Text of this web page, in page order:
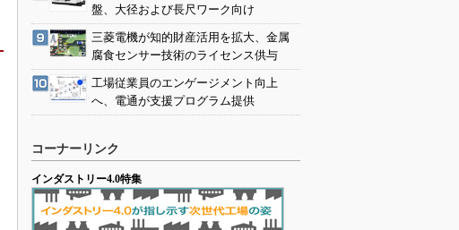
盤、大径および長尺ワーク向け
三菱電機が知的財産活用を拡大、金属
腐食センサー技術のライセンス供与
工場従業員のエンゲージメント向上
へ、電通が支援プログラム提供
コーナーリンク
インダストリー4.0特集